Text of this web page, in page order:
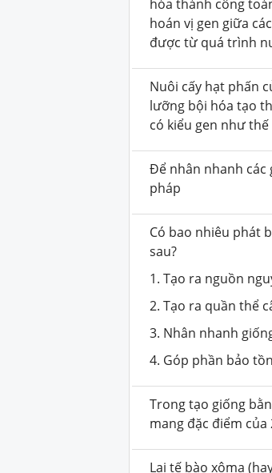
hóa thành công
hoán vị gen giữa
được từ quá trình
Nuôi cấy hạt phấn
lưỡng bội hóa tạo
có kiểu gen như thế
Để nhân nhanh các
pháp
Có bao nhiêu phát
sau?
1. Tạo ra nguồn
2. Tạo ra quần thể
3. Nhân nhanh
4. Góp phần bảo
Trong tạo giống
mang đặc điểm
Lai tế bào xôma